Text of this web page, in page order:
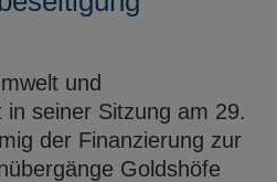
und
seiner Sitzung am 29.
der Finanzierung zur
Goldshöfe